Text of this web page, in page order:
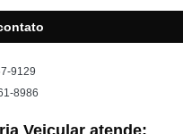
9129
8986
Veicular atende: